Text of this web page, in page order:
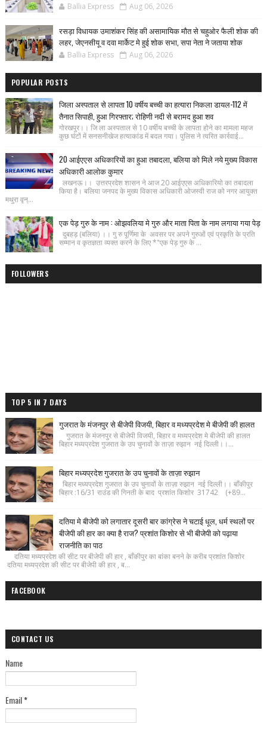
Ballia Express Aug 06, 2026
रसड़ा विधायक उमाशंकर सिंह की असामायिक मौत से चहुओर फैली शोक की
लहर, जेएनसीयू व दवा मार्केट मे हुई शोक सभा, सपा नेता ने जताया शोक
Ballia Express Aug 06, 2026
POPULAR POSTS
जिला अस्पताल से लापता 10 वर्षीय बच्ची का हत्यारा निकला डायल-112 में
तैनात सिपाही, हुआ गिरफ्तार; रोहिणी नदी से बरामद हुआ शव
गोरखपुर।। जि ला अस्पताल से 10 वर्षीय बच्ची के लापता होने का मामला महज
कुछ घंटों में सनसनीखेज हत्याकांड में बदल गया। पुलिस ने त्वरित कार्रवाई...
20 आईएएस अधिकारियों का हुआ तबादला, बलिया को मिले नये मुख्य विकास
अधिकारी आलोक कुमार
लखनऊ।। उत्तरप्रदेश शासन ने आज 20 आईएएस अधिकारियो का तबादला
किया है। बलिया जनपद के मुख्य विकास अधिकारी ओजस्वी राज को नगर आयुक्त
मथुरा वृन्...
एक पेड़ गुरु के नाम : ओझवलिया मे गुरु और माता पिता के नाम लगाया गया पेड़
दुबहड़ (बलिया) ।। गु रु पूर्णिमा के अवसर पर अपने गुरुओं एवं प्रकृति के प्रति
सम्मान व कृतज्ञता व्यक्त करने के लिए *"एक पेड़ गुरु के ...
FOLLOWERS
TOP 5 IN 7 DAYS
गुजरात के मंजनपुर से बीजेपी विजयी, बिहार व मध्यप्रदेश मे बीजेपी की हालत
गुजरात के मंजनपुर से बीजेपी विजयी, बिहार व मध्यप्रदेश मे बीजेपी की हालत
बिहार मध्यप्रदेश गुजरात के उप चुनावों के ताज़ा रुझान नई दिल्ली।।...
बिहार मध्यप्रदेश गुजरात के उप चुनावों के ताज़ा रुझान
बिहार मध्यप्रदेश गुजरात के उप चुनावों के ताज़ा रुझान नई दिल्ली।। बाँकीपुर
बिहार :16/31 राउंड की गिनती के बाद प्रशांत किशोर 31742 (+89...
दतिया मे बीजेपी को लगातार दूसरी बार कांग्रेस ने चटाई धूल, धर्म स्थलों पर
बीजेपी की हार का क्या है राज? प्रशांत किशोर से भी बीजेपी को पढ़ाया
राजनीति का पाठ
दतिया मध्यप्रदेश की सीट पर बीजेपी की हार , बाँकीपुर का बांका बनने के करीब प्रशांत किशोर
दतिया मध्यप्रदेश की सीट पर बीजेपी की हार , ब...
FACEBOOK
CONTACT US
Name
Email*